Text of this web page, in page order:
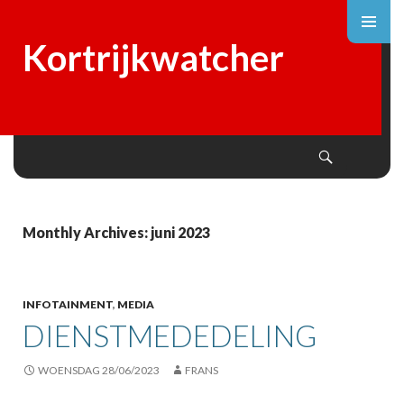
Kortrijkwatcher
Monthly Archives: juni 2023
INFOTAINMENT, MEDIA
DIENSTMEDEDELING
WOENSDAG 28/06/2023 FRANS